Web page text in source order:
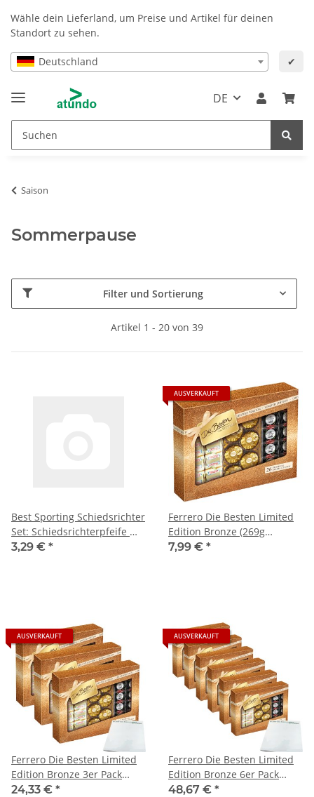
Wähle dein Lieferland, um Preise und Artikel für deinen
Standort zu sehen.
Deutschland ✔
DE
Saison
Sommerpause
Filter und Sortierung
Artikel 1 - 20 von 39
Best Sporting Schiedsrichter
Set: Schiedsrichterpfeife mit
Band + gelbe Karte und rote
3,29 € *
AUSVERKAUFT
Ferrero Die Besten Limited
Edition Bronze (269g
Packung)
7,99 € *
AUSVERKAUFT
Ferrero Die Besten Limited
Edition Bronze 3er Pack
(3x269g Packung) + usy
24,33 € *
AUSVERKAUFT
Ferrero Die Besten Limited
Edition Bronze 6er Pack
(6x269g Packung) + usy
48,67 € *